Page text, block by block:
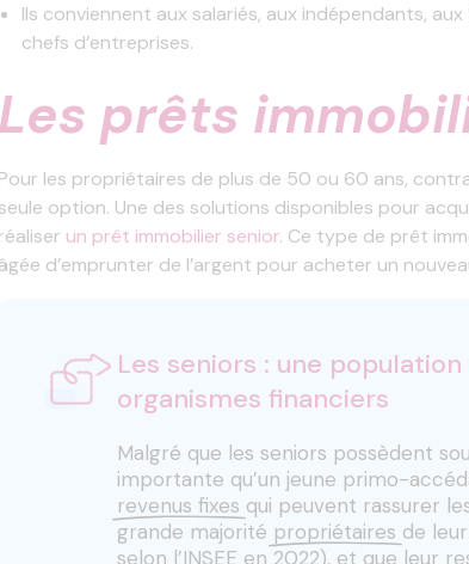
Ils conviennent aux salariés, aux indépendants,
chefs d’entreprises.
prêts
les propriétaires de plus de 50 ou 60 ans,
option. Une des solutions disponibles pour
un prêt immobilier senior. Ce type de prêt
d’emprunter de l’argent pour acheter un
Les seniors : une
organismes financiers
Malgré que les seniors possèdent
importante qu’un jeune primo-
revenus fixes qui peuvent rassurer
grande majorité propriétaires de
selon l’INSEE en 2022), et que leur